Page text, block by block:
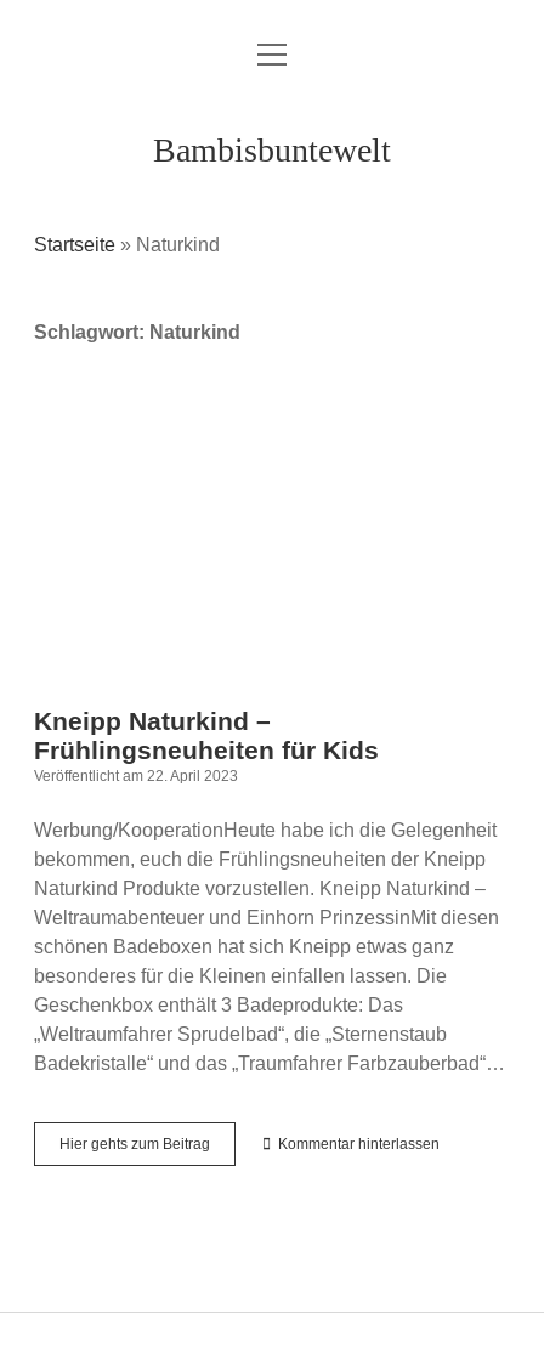
Über mich / Kontakt
Cookie-Richtlinie (EU)
Menü
Bambisbuntewelt
Startseite » Naturkind
Schlagwort: Naturkind
Kneipp Naturkind –
Frühlingsneuheiten für Kids
Veröffentlicht am 22. April 2023
Werbung/KooperationHeute habe ich die Gelegenheit
bekommen, euch die Frühlingsneuheiten der Kneipp
Naturkind Produkte vorzustellen. Kneipp Naturkind –
Weltraumabenteuer und Einhorn PrinzessinMit diesen
schönen Badeboxen hat sich Kneipp etwas ganz
besonderes für die Kleinen einfallen lassen. Die
Geschenkbox enthält 3 Badeprodukte: Das
„Weltraumfahrer Sprudelbad“, die „Sternenstaub
Badekristalle“ und das „Traumfahrer Farbzauberbad“…
Hier gehts zum Beitrag
Naturkind
Kommentar hinterlassen